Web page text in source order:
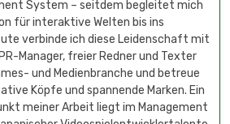
System – seitdem begleitet mich
für interaktive Welten bis ins
verbinde ich diese Leidenschaft mit
Manager, freier Redner und Texter
und Medienbranche und betreue
Köpfe und spannende Marken. Ein
meiner Arbeit liegt im Management